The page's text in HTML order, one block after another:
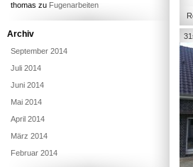
thomas zu Fugenarbeiten
Archiv
September 2014
Juli 2014
Juni 2014
Mai 2014
April 2014
März 2014
Februar 2014